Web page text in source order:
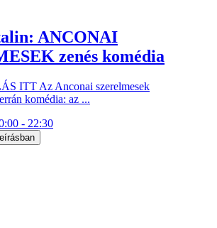
ANCONAI
zenés komédia
ITT Az Anconai szerelmesek
komédia: az ...
- 22:30